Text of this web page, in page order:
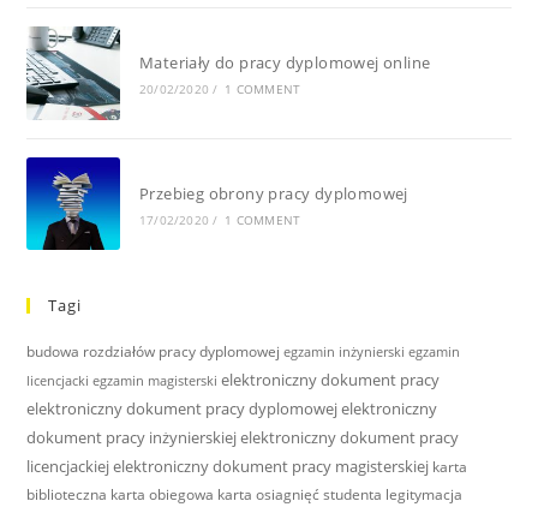
Materiały do pracy dyplomowej online
20/02/2020 / 1 COMMENT
Przebieg obrony pracy dyplomowej
17/02/2020 / 1 COMMENT
Tagi
budowa rozdziałów pracy dyplomowej egzamin inżynierski egzamin
licencjacki egzamin magisterski elektroniczny dokument pracy
elektroniczny dokument pracy dyplomowejelektroniczny
dokument pracy inżynierskiejelektroniczny dokument pracy
licencjackiejelektroniczny dokument pracy magisterskiej karta
biblioteczna karta obiegowa karta osiagnięć studenta legitymacja